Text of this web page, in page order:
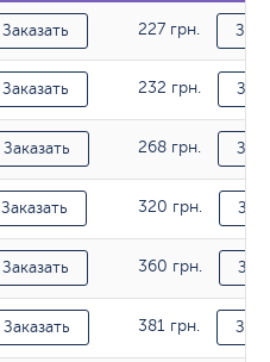
Заказать 227 грн.
Заказать 232 грн.
Заказать 268 грн.
Заказать 320 грн.
Заказать 360 грн.
Заказать 381 грн.